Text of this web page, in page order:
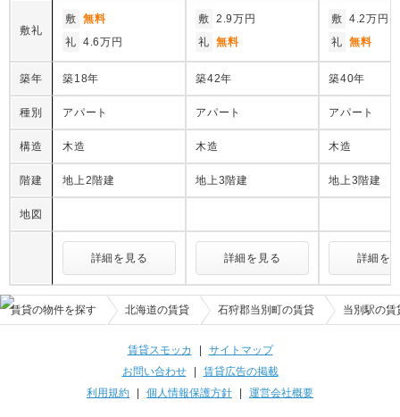
敷礼
敷 無料
礼 4.6万円
敷 2.9万円
礼 無料
敷 4.2万円
礼 無料
築年 築18年 築42年 築40年
種別 アパート アパート アパート
構造 木造 木造 木造
階建 地上2階建 地上3階建 地上3階建
地図
詳細を見る 詳細を見る 詳細を
賃貸の物件を探す 北海道の賃貸 石狩郡当別町の賃貸 当別駅の賃
賃貸スモッカ | サイトマップ
お問い合わせ| 賃貸広告の掲載
利用規約 | 個人情報保護方針 | 運営会社概要